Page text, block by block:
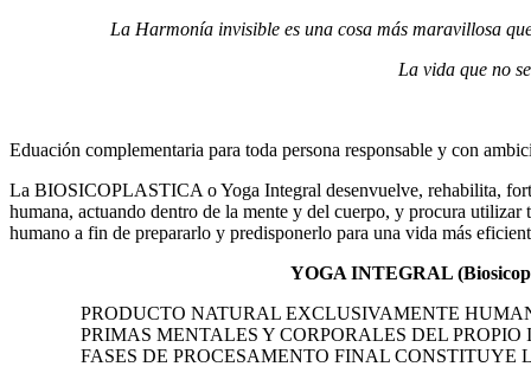
La Harmonía invisible es una cosa más maravillosa
La vida que no
Eduación complementaria para toda persona responsable y con
La BIOSICOPLASTICA o Yoga Integral desenvuelve, rehabilita,
humana, actuando dentro de la mente y del cuerpo, y procura utilizar
humano a fin de prepararlo y predisponerlo para una vida más
YOGA INTEGRAL
PRODUCTO NATURAL EXCLUSIVAMENTE
PRIMAS MENTALES Y CORPORALES DEL
FASES DE PROCESAMENTO FINAL